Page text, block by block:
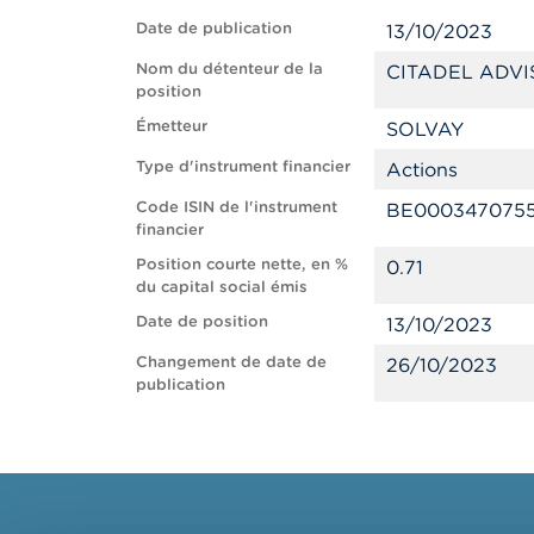
Date de publication 13/10/2023
Nom du détenteur de la
position
CITADEL
Émetteur SOLVAY
Type d'instrument financier Actions
Code ISIN de l'instrument
financier
Position courte nette, en %
du capital social émis
0.71
Date de position 13/10/2023
Changement de date de
publication
26/10/2023